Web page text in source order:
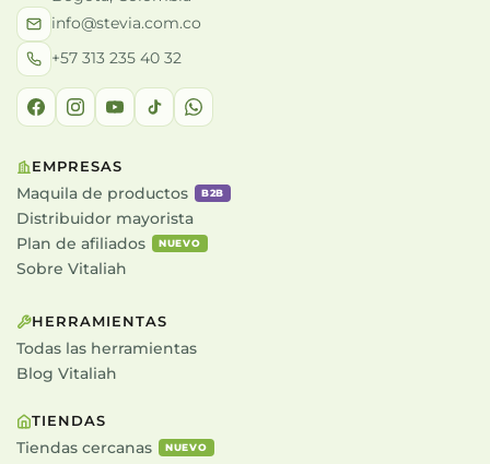
info@stevia.com.co
+57 313 235 40 32
EMPRESAS
Maquila de productos
B2B
Distribuidor mayorista
Plan de afiliados
NUEVO
Sobre Vitaliah
HERRAMIENTAS
Todas las herramientas
Blog Vitaliah
TIENDAS
Tiendas cercanas
NUEVO